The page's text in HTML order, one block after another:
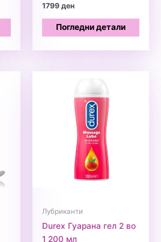
1799ден
Погледни детали
Лубриканти
Durex Гуарана гел 2 во
1 200 мл